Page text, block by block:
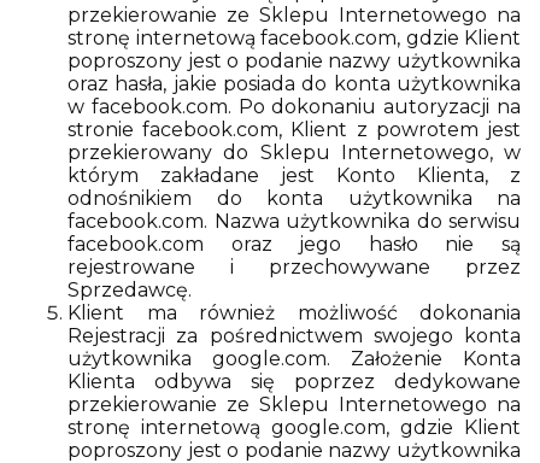
przekierowanie ze Sklepu Internetowego na
stronę internetową facebook.com, gdzie Klient
poproszony jest o podanie nazwy użytkownika
oraz hasła, jakie posiada do konta użytkownika
w facebook.com. Po dokonaniu autoryzacji na
stronie facebook.com, Klient z powrotem jest
przekierowany do Sklepu Internetowego, w
którym zakładane jest Konto Klienta, z
odnośnikiem do konta użytkownika na
facebook.com. Nazwa użytkownika do serwisu
facebook.com oraz jego hasło nie są
rejestrowane i przechowywane przez
Sprzedawcę.
Klient ma również możliwość dokonania
Rejestracji za pośrednictwem swojego konta
użytkownika google.com. Założenie Konta
Klienta odbywa się poprzez dedykowane
przekierowanie ze Sklepu Internetowego na
stronę internetową google.com, gdzie Klient
poproszony jest o podanie nazwy użytkownika